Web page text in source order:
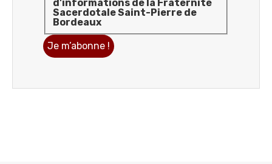
d'informations de la Fraternité
Sacerdotale Saint-Pierre de
Bordeaux